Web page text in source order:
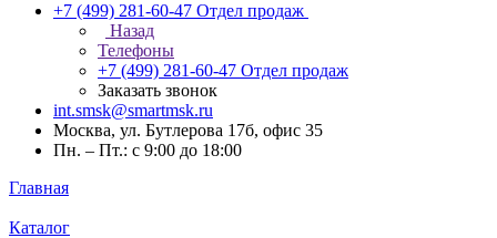
+7 (499) 281-60-47 Отдел продаж
Назад
Телефоны
+7 (499) 281-60-47 Отдел продаж
Заказать звонок
int.smsk@smartmsk.ru
Москва, ул. Бутлерова 17б, офис 35
Пн. – Пт.: с 9:00 до 18:00
Главная
Каталог